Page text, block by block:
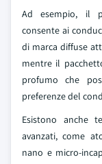
Ad esempio, il
consente ai
di marca diffuse
mentre il
profumo che
preferenze del
Esistono anche
avanzati, come
nano e micro-